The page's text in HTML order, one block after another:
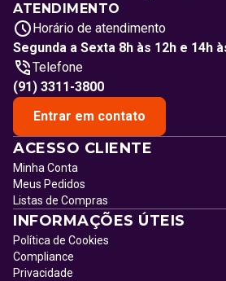
ATENDIMENTO
Horário de atendimento
Segunda a Sexta 8h às 12h e 14h
Telefone
(91) 3311-3800
Entrar em contato
ACESSO CLIENTE
Minha Conta
Meus Pedidos
Listas de Compras
INFORMAÇÕES ÚTEIS
Política de Cookies
Compliance
Privacidade